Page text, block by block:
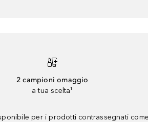
2 campioni omaggio
a tua scelta¹
per i prodotti contrassegnati